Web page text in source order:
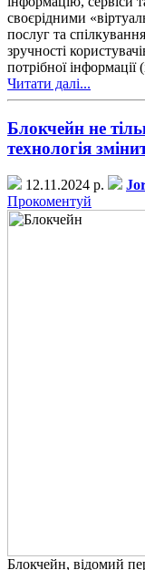
своєрідними
послуг та
зручності
потрібної інформації
Читати далі...
Блокчейн не
технологія
12.11.2024 р.
Прокоментуй
Блокчейн, відомий